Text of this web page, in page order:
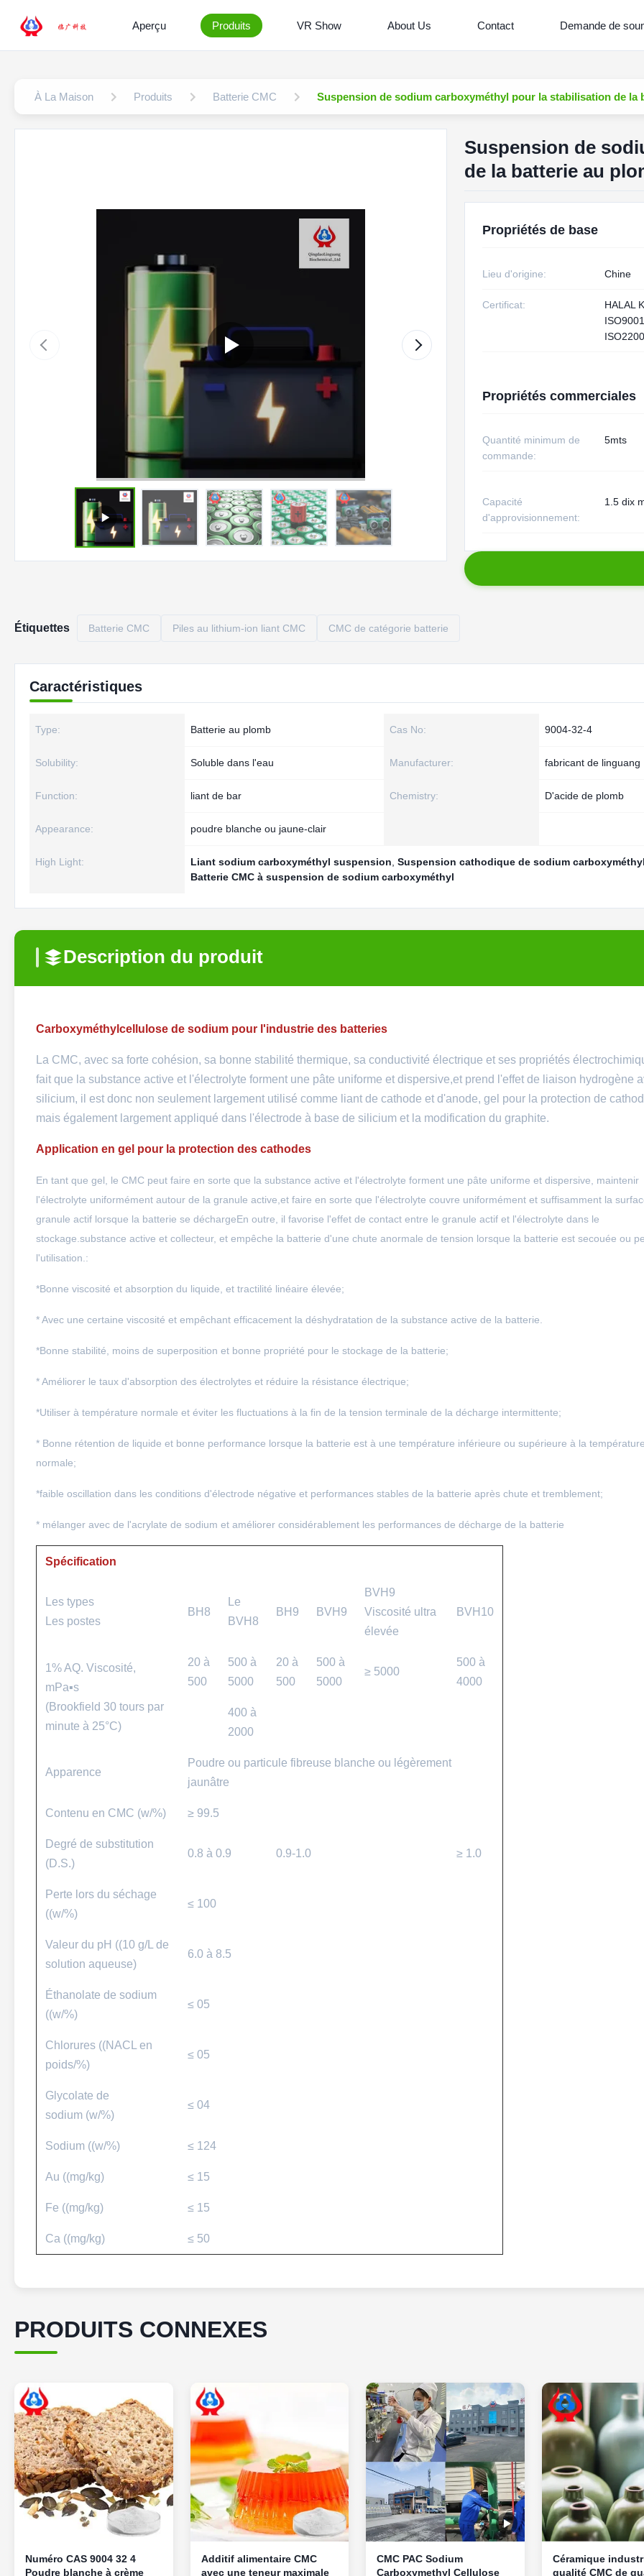
Aperçu Produits VR Show About Us Contact Demande de
À La Maison Produits Batterie CMC Suspension de sodium carboxyméthyl pour la stabilisation de
Suspension de
de la batterie au
Propriétés de base
Lieu d'origine: Chine
Certificat:
HALAL
Propriétés commerciales
Quantité minimum de
commande:
5mts
Capacité
d'approvisionnement:
1.5 dix
Étiquettes Batterie CMC Piles au lithium-ion liant CMC CMC de catégorie batterie
Caractéristiques
Type: Batterie au plomb Cas No: 9004-32-4
Solubility: Soluble dans l'eau Manufacturer: fabricant de linguang
Function: liant de bar Chemistry: D'acide de plomb
Appearance: poudre blanche ou jaune-clair
High Light: Liant sodium carboxyméthyl suspension Suspension cathodique de sodium
Batterie CMC à suspension de sodium carboxyméthyl
Description du produit
Carboxyméthylcellulose de sodium pour l'industrie des batteries
La CMC, avec sa forte cohésion, sa bonne stabilité thermique, sa conductivité électrique et ses propriétés
fait que la substance active et l'électrolyte forment une pâte uniforme et dispersive,et prend l'effet de liaison hydrogène
silicium, il est donc non seulement largement utilisé comme liant de cathode et d'anode, gel pour la protection de
mais également largement appliqué dans l'électrode à base de silicium et la modification du graphite.
Application en gel pour la protection des cathodes
En tant que gel, le CMC peut faire en sorte que la substance active et l'électrolyte forment une pâte uniforme et dispersive, maintenir
l'électrolyte uniformément autour de la granule active,et faire en sorte que l'électrolyte couvre uniformément et suffisamment la
granule actif lorsque la batterie se déchargeEn outre, il favorise l'effet de contact entre le granule actif et l'électrolyte dans le
stockage.substance active et collecteur, et empêche la batterie d'une chute anormale de tension lorsque la batterie est secouée ou
l'utilisation.:
*Bonne viscosité et absorption du liquide, et tractilité linéaire élevée;
* Avec une certaine viscosité et empêchant efficacement la déshydratation de la substance active de la batterie.
*Bonne stabilité, moins de superposition et bonne propriété pour le stockage de la batterie;
* Améliorer le taux d'absorption des électrolytes et réduire la résistance électrique;
*Utiliser à température normale et éviter les fluctuations à la fin de la tension terminale de la décharge intermittente;
* Bonne rétention de liquide et bonne performance lorsque la batterie est à une température inférieure ou supérieure à la
normale;
*faible oscillation dans les conditions d'électrode négative et performances stables de la batterie après chute et tremblement;
* mélanger avec de l'acrylate de sodium et améliorer considérablement les performances de décharge de la batterie
Spécification
Les types
Les postes
BH8
Le
BVH8
BH9 BVH9
BVH9
Viscosité ultra
élevée
BVH10
1% AQ. Viscosité,
mPa▪s
(Brookfield 30 tours par
minute à 25°C)
20 à
500
500 à
5000
20 à
500
500 à
5000
≥ 5000
500 à
4000
400 à
2000
Apparence
Poudre ou particule fibreuse blanche ou légèrement
jaunâtre
Contenu en CMC (w/%) ≥ 99.5
Degré de substitution
(D.S.)
0.8 à 0.9 0.9-1.0 ≥ 1.0
Perte lors du séchage
((w/%)
≤ 100
Valeur du pH ((10 g/L de
solution aqueuse)
6.0 à 8.5
Éthanolate de sodium
((w/%)
≤ 05
Chlorures ((NACL en
poids/%)
≤ 05
Glycolate de
sodium (w/%)
≤ 04
Sodium ((w/%) ≤ 124
Au ((mg/kg) ≤ 15
Fe ((mg/kg) ≤ 15
Ca ((mg/kg) ≤ 50
PRODUITS CONNEXES
Numéro CAS 9004 32 4
Poudre blanche à crème
Additif alimentaire CMC
avec une teneur maximale
CMC PAC Sodium
Carboxymethyl Cellulose
Céramique
qualité CMC de